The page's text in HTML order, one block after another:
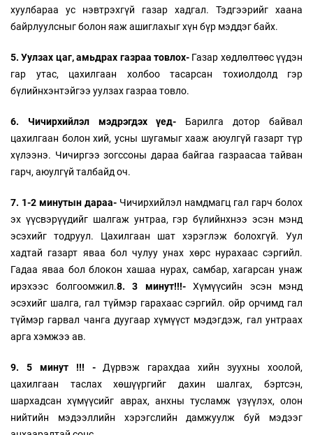
хуулбараа ус нэвтрэхгүй газар хадгал. Тэдгээрийг хаана
байрлуулсныг болон яаж ашиглахыг хүн бүр мэддэг байх.
5. Уулзах цаг, амьдрах газраа товлох- Газар хөдлөлтөөс үүдэн
гар утас, цахилгаан холбоо тасарсан тохиолдолд гэр
бүлийнхэнтэйгээ уулзах газраа товло.
6. Чичирхийлэл мэдрэгдэх үед- Барилга дотор байвал
цахилгаан болон хий, усны шугамыг хааж аюулгүй газарт түр
хүлээнэ. Чичиргээ зогссоны дараа байгаа газраасаа тайван
гарч, аюулгүй талбайд оч.
7. 1-2 минутын дараа- Чичирхийлэл намдмагц гал гарч болох
эх үүсвэрүүдийг шалгаж унтраа, гэр бүлийнхнээ эсэн мэнд
эсэхийг тодруул. Цахилгаан шат хэрэглэж болохгүй. Уул
хадтай газарт яваа бол чулуу унах хөрс нурахаас сэргийл.
Гадаа яваа бол блокон хашаа нурах, самбар, хагарсан унаж
ирэхээс болгоомжил.8. 3 минут!!!-Хүмүүсийн эсэн мэнд
эсэхийг шалга, гал түймэр гарахаас сэргийл. ойр орчимд гал
түймэр гарвал чанга дуугаар хүмүүст мэдэгдэж, гал унтраах
арга хэмжээ ав.
9. 5 минут !!! -Дүрвэж гарахдаа хийн зуухны хоолой,
цахилгаан таслах хөшүүргийг дахин шалгах, бэртсэн,
шархадсан хүмүүсийг аврах, анхны тусламж үзүүлэх, олон
нийтийн мэдээллийн хэрэгслийн дамжуулж буй мэдээг